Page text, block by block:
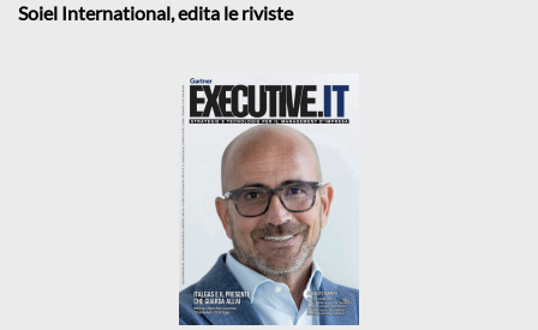
Soiel International, edita le riviste